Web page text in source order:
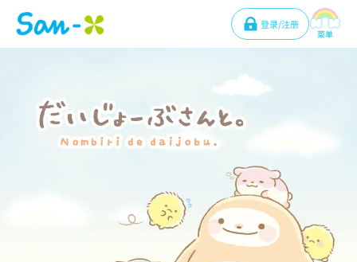
登录/注册
菜单